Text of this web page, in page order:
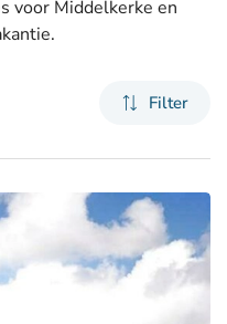
voor Middelkerke en
Filter